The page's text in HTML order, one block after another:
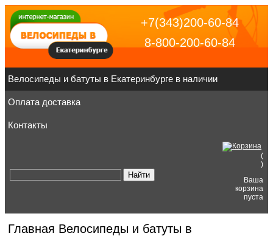
+7(343)200-60-84
8-800-200-60-84
Велосипеды и батуты в Екатеринбурге в наличии
Оплата доставка
Контакты
(
)
Ваша
корзина
пуста
Главная Велосипеды и батуты в